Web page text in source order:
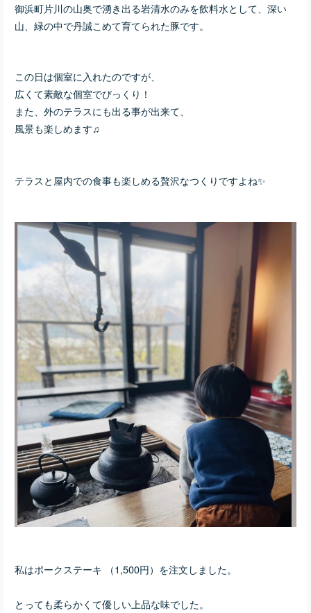
御浜町片川の山奥で湧き出る岩清水のみを飲料水として、深い
山、緑の中で丹誠こめて育てられた豚です。
この日は個室に入れたのですが、
広くて素敵な個室でびっくり！
また、外のテラスにも出る事が出来て、
風景も楽しめます♫
テラスと屋内での食事も楽しめる贅沢なつくりですよね✨
私はポークステーキ （1,500円）を注文しました。
とっても柔らかくて優しい上品な味でした。